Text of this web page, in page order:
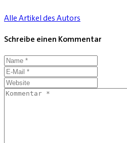
Alle Artikel des Autors
Schreibe einen Kommentar